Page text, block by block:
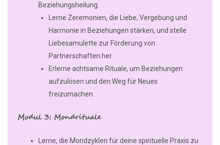
Beziehungsheilung.
Lerne Zeremonien, die Liebe, Vergebung und
Harmonie in Beziehungen stärken, und stelle
Liebesamulette zur Förderung von
Partnerschaften her.
Erlerne achtsame Rituale, um Beziehungen
aufzulösen und den Weg für Neues
freizumachen.
Modul 3: Mondrituale
Lerne, die Mondzyklen für deine spirituelle Praxis zu